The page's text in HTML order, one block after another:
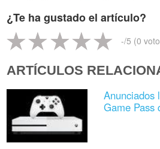
¿Te ha gustado el artículo?
-/5 (0
ARTÍCULOS
Anunciados
Game Pass